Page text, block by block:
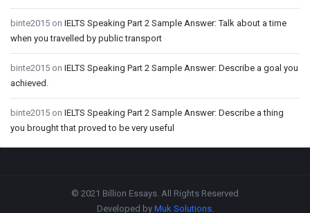
binte2015 on IELTS Speaking Part 2 Sample Answer: Talk about a time
when you travelled by public transport
binte2015 on IELTS Speaking Part 2 Sample Answer: Describe a goal you
achieved.
binte2015 on IELTS Speaking Part 2 Sample Answer: Describe a thing
you brought that proved to be very useful
© 2021 Billion Essays. All Rights Reserved
Developed by Muk Solutions.